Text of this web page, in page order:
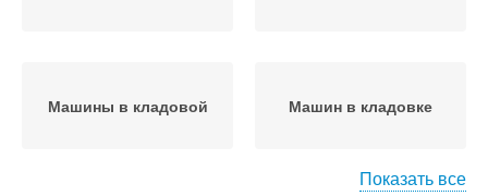
Машины в кладовой Машин в кладовке
Показать все